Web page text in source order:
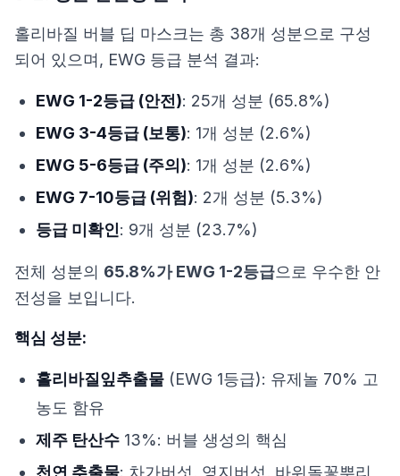
홀리바질 버블 딥 마스크는 총 38개 성분으로 구성
되어 있으며, EWG 등급 분석 결과:
EWG 1-2등급 (안전): 25개 성분 (65.8%)
EWG 3-4등급 (보통): 1개 성분 (2.6%)
EWG 5-6등급 (주의): 1개 성분 (2.6%)
EWG 7-10등급 (위험): 2개 성분 (5.3%)
등급 미확인: 9개 성분 (23.7%)
전체 성분의 65.8%가 EWG 1-2등급으로 우수한 안
전성을 보입니다.
핵심 성분:
홀리바질잎추출물 (EWG 1등급): 유제놀 70% 고
농도 함유
제주 탄산수 13%: 버블 생성의 핵심
천연 추출물: 차가버섯, 영지버섯, 바위돌꽃뿌리